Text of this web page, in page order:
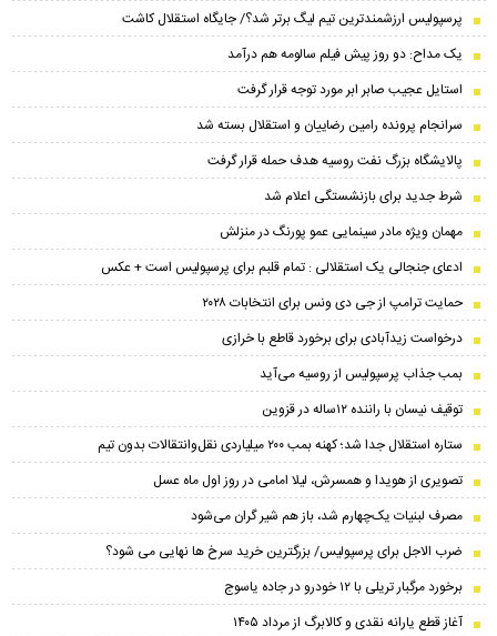
پرسپولیس ارزشمندترین تیم لیگ برتر شد؟/ جایگاه استقلال کاشت
یک مداح: دو روز پیش فیلم سالومه هم درآمد
استایل عجیب صابر ابر مورد توجه قرار گرفت
سرانجام پرونده رامین رضاییان و استقلال بسته شد
پالایشگاه بزرگ نفت روسیه هدف حمله قرار گرفت
شرط جدید برای بازنشستگی اعلام شد
مهمان ویژه مادر سینمایی عمو پورنگ در منزلش
ادعای جنجالی یک استقلالی : تمام قلبم برای پرسپولیس است + عکس
حمایت ترامپ از جی دی ونس برای انتخابات ۲۰۲۸
درخواست زیدآبادی برای برخورد قاطع با خرازی
بمب جذاب پرسپولیس از روسیه می‌آید
توقیف نیسان با راننده ۱۲ساله در قزوین
ستاره استقلال جدا شد؛ کهنه بمب ۲۰۰ میلیاردی نقل‌وانتقالات بدون تیم
تصویری از هویدا و همسرش، لیلا امامی در روز اول ماه عسل
مصرف لبنیات یک‌چهارم شد، باز هم شیر گران می‌شود
ضرب الاجل برای پرسپولیس/ بزرگترین خرید سرخ ها نهایی می شود؟
برخورد مرگبار تریلی با ۱۲ خودرو در جاده یاسوج
آغاز قطع یارانه نقدی و کالابرگ از مرداد ۱۴۰۵